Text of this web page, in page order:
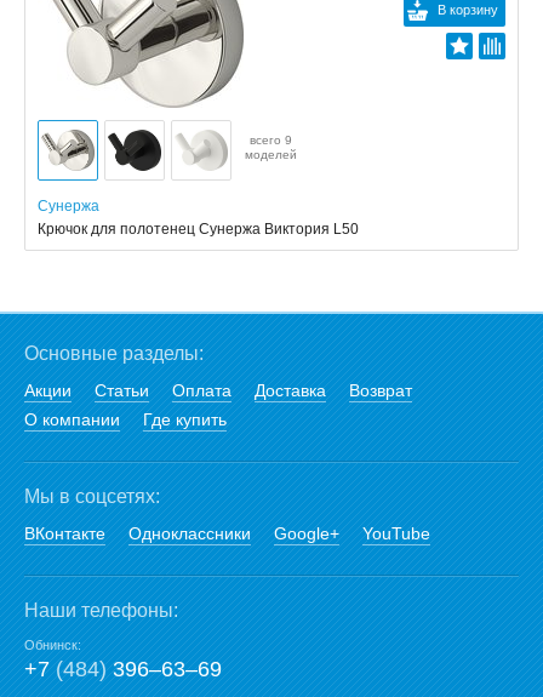
В корзину
всего 9
моделей
Сунержа
Крючок для полотенец Сунержа Виктория L50
Основные разделы:
Акции Статьи Оплата Доставка
Возврат
О компании
Где купить
Мы в соцсетях:
ВКонтакте Одноклассники Google+ YouTube
Наши телефоны:
Обнинск:
+7(484)396‒63‒69